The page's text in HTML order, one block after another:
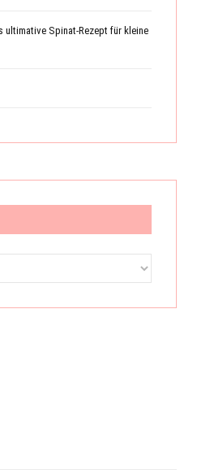
ultimative Spinat-Rezept für kleine